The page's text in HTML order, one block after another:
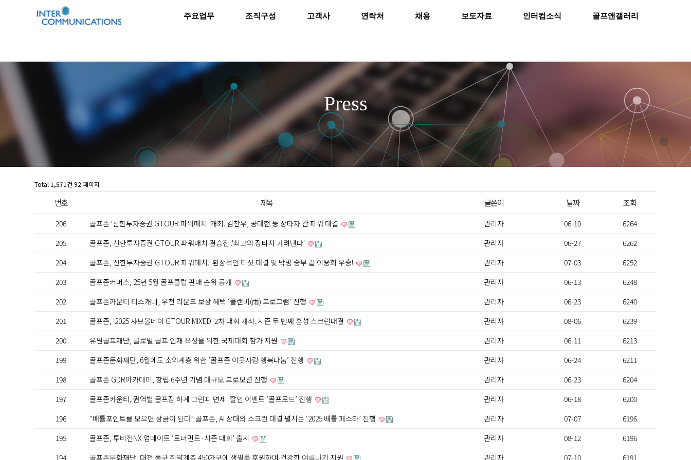
주요업무 조직구성 고객사 연락처 채용 보도자료 인터컴소식 골프앤갤러리
Press
Total 1,571건 92 페이지
번호 제목 글쓴이 날짜 조회
206 골프존 '신한투자증권 GTOUR 파워매치' 개최..김찬우, 공태현 등 장타자 간 파워 대결 관리자 06-10
6264
205
골프존, 신한투자증권 GTOUR 파워매치 결승전..'최고의 장타자 가려낸다' 관리자 06-27
6262
204
골프존, 신한투자증권 GTOUR 파워매치.. 환상적인 티샷 대결 및 박빙 승부 끝 이용희 우승! 관리자 07-03
6252
203
골프존커머스, 25년 5월 골프클럽 판매 순위 공개 관리자 06-13
6248
202
골프존카운티 티스캐너, 우천 라운드 보상 혜택 ‘플랜비(雨) 프로그램’ 진행 관리자 06-23
6240
201
골프존, '2025 샤브올데이 GTOUR MIXED' 2차 대회 개최..시즌 두 번째 혼성 스크린대결 관리자 08-06
6239
200
유원골프재단, 글로벌 골프 인재 육성을 위한 국제대회 참가 지원 관리자 06-11
6213
199
골프존문화재단, 6월에도 소외계층 위한 ‘골프존 이웃사랑 행복나눔’ 진행 관리자 06-24
6211
198
골프존 GDR아카데미, 창립 6주년 기념 대규모 프로모션 진행 관리자 06-23
6204
197
골프존카운티, 권역별 골프장 하계 그린피 면제·할인 이벤트 ‘골프로드’ 진행 관리자 06-18
6200
196
“배틀포인트를 모으면 상금이 된다” 골프존, AI 상대와 스크린 대결 펼치는 ‘2025 배틀 페스타’ 진행 관리자 07-07
6196
195
골프존, 투비전NX 업데이트 ‘토너먼트·시즌 대회’ 출시 관리자 08-12
6196
194
골프존문화재단, 대전 동구 취약계층 450가구에 생필품 후원하며 건강한 여름나기 지원 관리자 07-10 6191